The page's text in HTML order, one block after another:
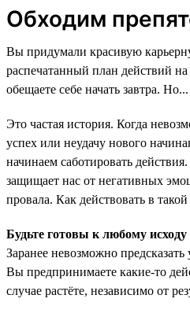
Обходим
Вы придумали красивую
распечатанный план действий
обещаете себе начать завтра.
Это частая история. Когда
успех или неудачу нового
начинаем саботировать
защищает нас от негативных
провала. Как действовать в
Будьте готовы к любому исходу
Заранее невозможно
Вы предпринимаете какие-то
случае растёте, независимо от